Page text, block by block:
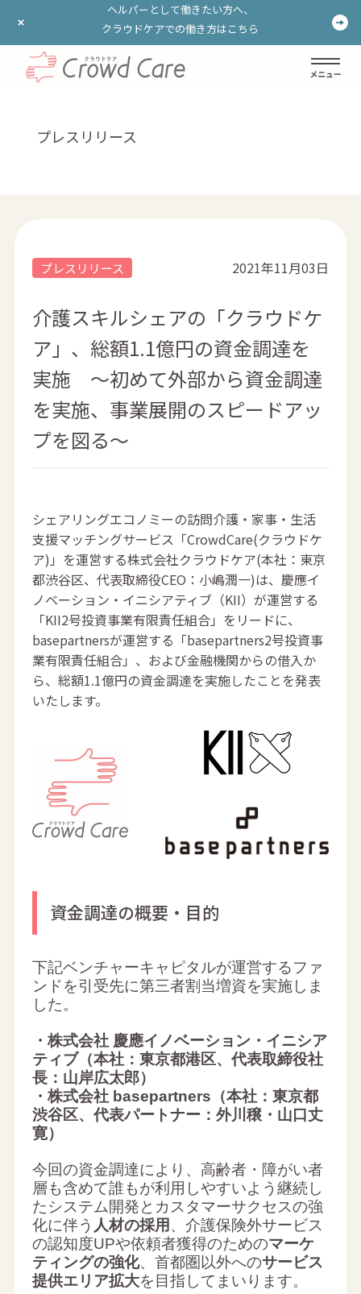
ヘルパーとして働きたい方へ、
クラウドケアでの働き方はこちら
ヘルパーとして働きたい方へ、
クラウドケアでの働き方はこちら
プレスリリース
プレスリリース 2021年11月03日
介護スキルシェアの「クラウドケ
ア」、総額1.1億円の資金調達を
実施 ～初めて外部から資金調達
を実施、事業展開のスピードアッ
プを図る～
シェアリングエコノミーの訪問介護・家事・生活
支援マッチングサービス「CrowdCare(クラウドケ
ア)」を運営する株式会社クラウドケア(本社：東京
都渋谷区、代表取締役CEO：小嶋潤一)は、慶應イ
ノベーション・イニシアティブ（KII）が運営する
「KII2号投資事業有限責任組合」をリードに、
basepartnersが運営する「basepartners2号投資事
業有限責任組合」、および金融機関からの借入か
ら、総額1.1億円の資金調達を実施したことを発表
いたします。
資金調達の概要・目的
下記ベンチャーキャピタルが運営するファ
ンドを引受先に第三者割当増資を実施しま
した。
・株式会社 慶應イノベーション・イニシア
ティブ（本社：東京都港区、代表取締役社
長：山岸広太郎）
・株式会社 basepartners（本社：東京都
渋谷区、代表パートナー：外川穣・山口丈
寛）
今回の資金調達により、高齢者・障がい者
層も含めて誰もが利用しやすいよう継続し
たシステム開発とカスタマーサクセスの強
化に伴う 人材の採用 、介護保険外サービス
の認知度UPや依頼者獲得のためのマーケ
ティングの強化、首都圏以外へのサービス
提供エリア拡大を目指してまいります。